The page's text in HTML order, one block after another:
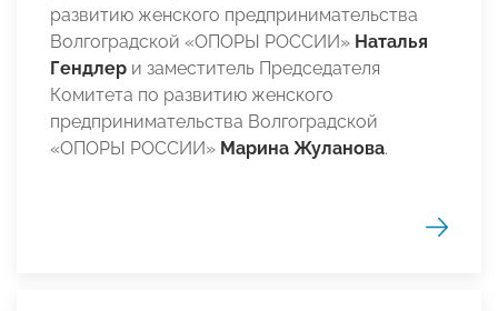
развитию женского предпринимательства
Волгоградской «ОПОРЫ РОССИИ» Наталья
Гендлер и заместитель Председателя
Комитета по развитию женского
предпринимательства Волгоградской
«ОПОРЫ РОССИИ» Марина Жуланова.